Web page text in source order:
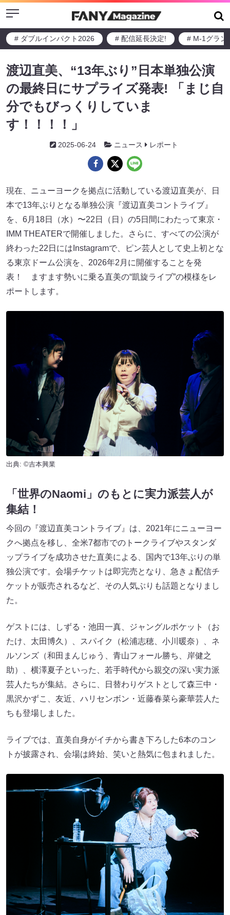
Menu
# ダブルインパクト2026 # 配信延長決定! # M-1グラン
渡辺直美、“13年ぶり”日本単独公演
の最終日にサプライズ発表! 「まじ自
分でもびっくりしていま
す！！！！」
2025-06-24 ニュース レポート
現在、ニューヨークを拠点に活動している渡辺直美が、日
本で13年ぶりとなる単独公演『渡辺直美コントライブ』
を、6月18日（水）〜22日（日）の5日間にわたって東京・
IMM THEATERで開催しました。さらに、すべての公演が
終わった22日にはInstagramで、ピン芸人として史上初とな
る東京ドーム公演を、2026年2月に開催することを発
表！ ますます勢いに乗る直美の“凱旋ライブ”の模様をレ
ポートします。
出典: ©吉本興業
「世界のNaomi」のもとに実力派芸人が
集結！
今回の『渡辺直美コントライブ』は、2021年にニューヨー
クへ拠点を移し、全米7都市でのトークライブやスタンダ
ップライブを成功させた直美による、国内で13年ぶりの単
独公演です。会場チケットは即完売となり、急きょ配信チ
ケットが販売されるなど、その人気ぶりも話題となりまし
た。
ゲストには、しずる・池田一真、ジャングルポケット（お
たけ、太田博久）、スパイク（松浦志穂、小川暖奈）、ネ
ルソンズ（和田まんじゅう、青山フォール勝ち、岸健之
助）、横澤夏子といった、若手時代から親交の深い実力派
芸人たちが集結。さらに、日替わりゲストとして森三中・
黒沢かずこ、友近、ハリセンボン・近藤春菜ら豪華芸人た
ちも登場しました。
ライブでは、直美自身がイチから書き下ろした6本のコン
トが披露され、会場は終始、笑いと熱気に包まれました。